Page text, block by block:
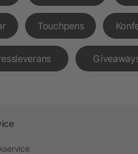
Touchpens